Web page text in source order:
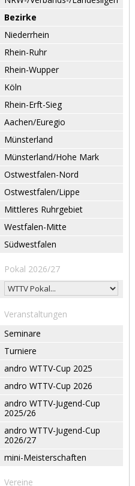
Bezirke
Niederrhein
Rhein-Ruhr
Rhein-Wupper
Köln
Rhein-Erft-Sieg
Aachen/Euregio
Münsterland
Münsterland/Hohe Mark
Ostwestfalen-Nord
Ostwestfalen/Lippe
Mittleres Ruhrgebiet
Westfalen-Mitte
Südwestfalen
Pokal 2026/27
Veranstaltungen
Seminare
Turniere
andro WTTV-Cup 2025
andro WTTV-Cup 2026
andro WTTV-Jugend-Cup
2025/26
andro WTTV-Jugend-Cup
2026/27
mini-Meisterschaften
Vereine